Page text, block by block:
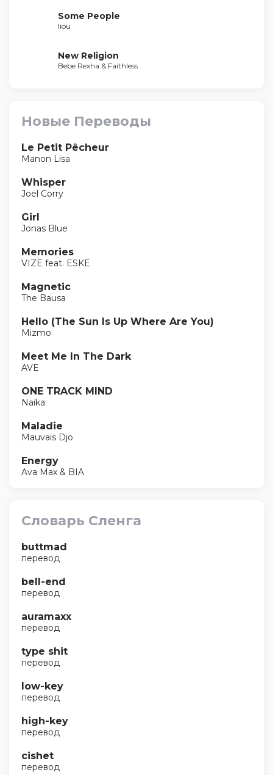
Some People
liou
New Religion
Bebe Rexha & Faithless
Новые Переводы
Le Petit Pêcheur
Manon Lisa
Whisper
Joel Corry
Girl
Jonas Blue
Memories
VIZE feat. ESKE
Magnetic
The Bausa
Hello (The Sun Is Up Where Are You)
Mizmo
Meet Me In The Dark
AVE
ONE TRACK MIND
Naïka
Maladie
Mauvais Djo
Energy
Ava Max & BIA
Словарь Сленга
buttmad
перевод
bell-end
перевод
auramaxx
перевод
type shit
перевод
low-key
перевод
high-key
перевод
cishet
перевод